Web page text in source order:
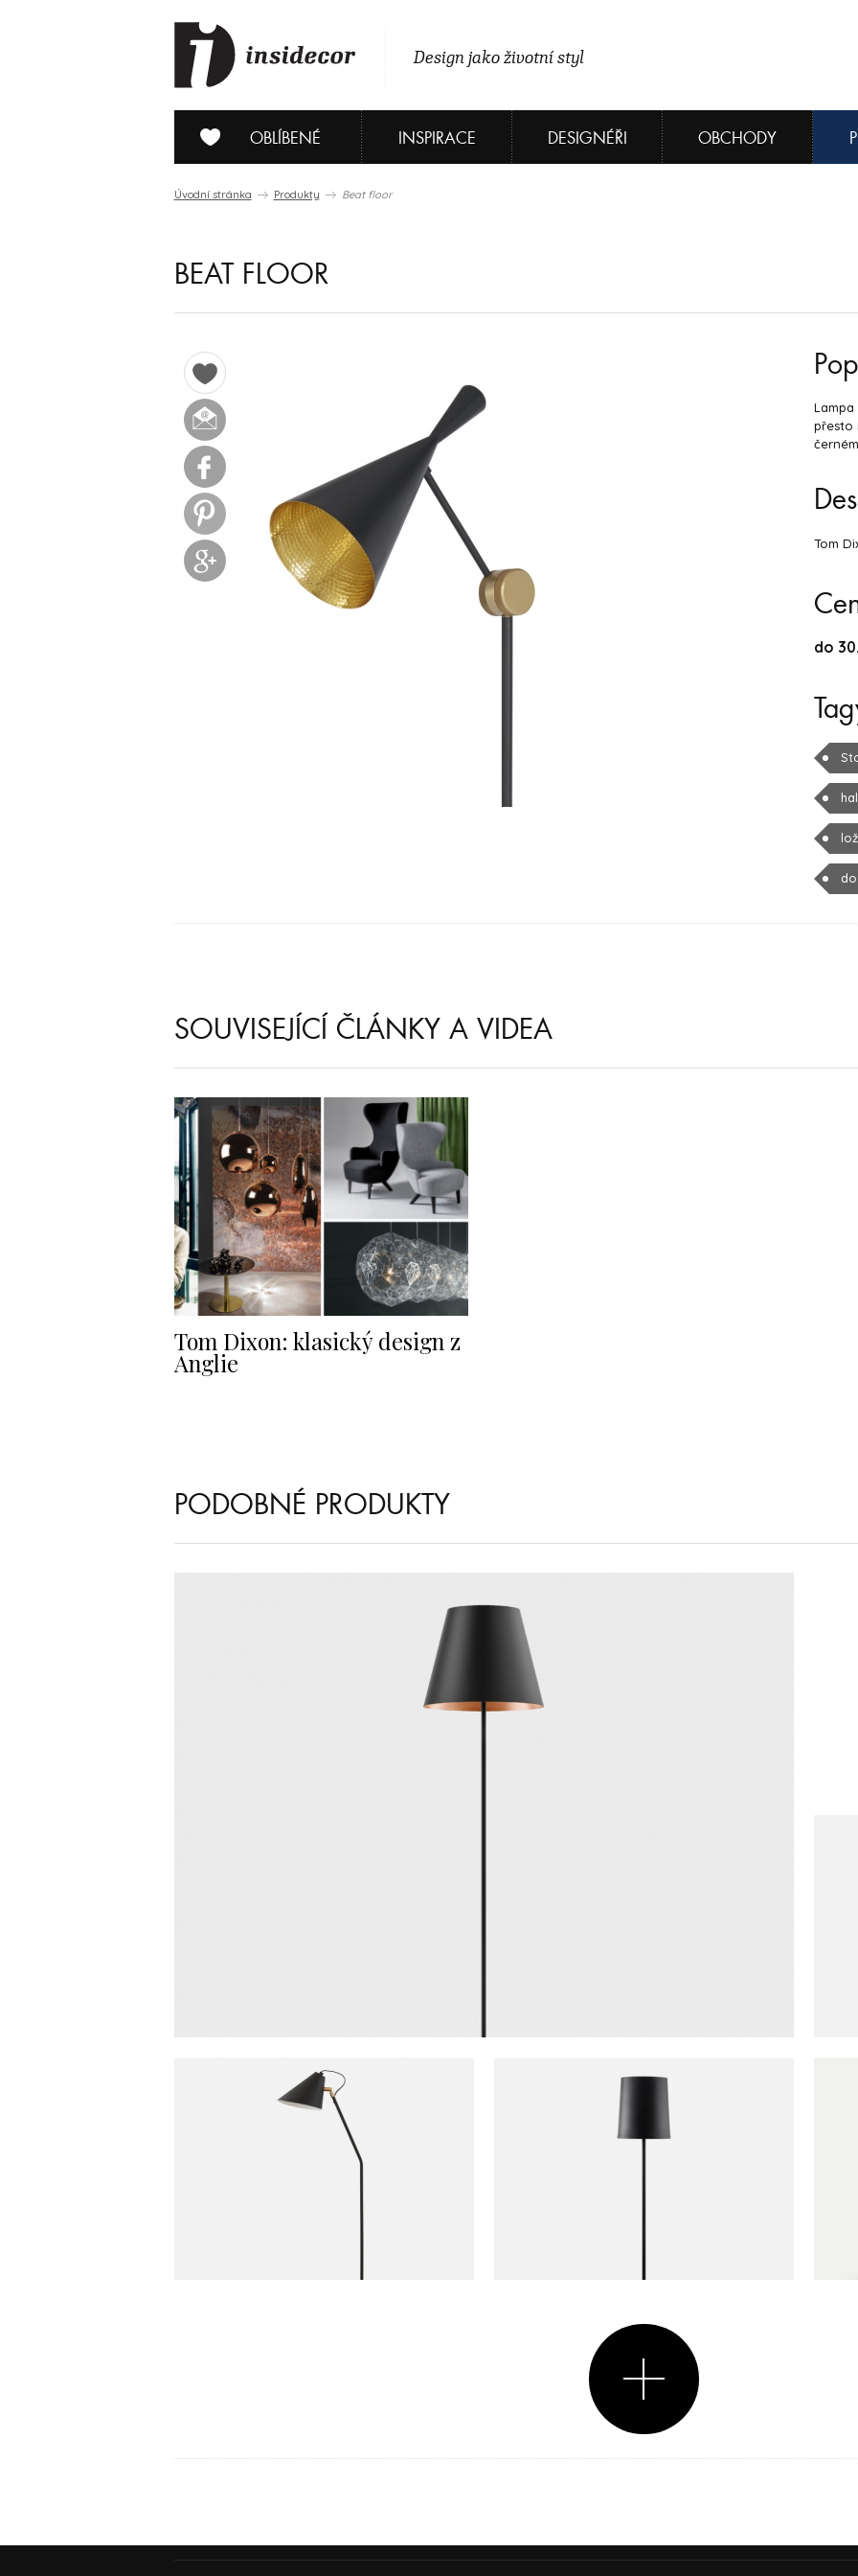
Design jako životní styl
OBLÍBENÉ INSPIRACE DESIGNÉŘI OBCHODY
Úvodní stránka Produkty Beat floor
BEAT FLOOR
přesto
Tom
do
SOUVISEJÍCÍ ČLÁNKY A VIDEA
Tom Dixon: klasický design z
Anglie
PODOBNÉ PRODUKTY